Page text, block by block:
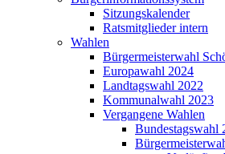
Sitzungskalender
Ratsmitglieder intern
Wahlen
Bürgermeisterwahl
Europawahl 2024
Landtagswahl 2022
Kommunalwahl 2023
Vergangene Wahlen
Bundestagswahl